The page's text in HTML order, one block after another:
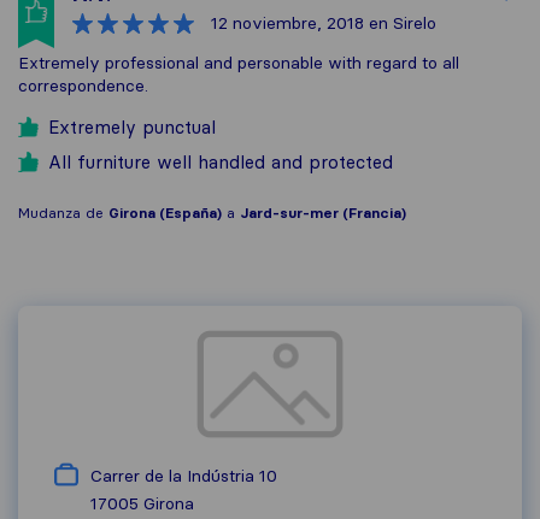
12 noviembre, 2018 en Sirelo
Extremely professional and personable with regard to all
correspondence.
Extremely punctual
All furniture well handled and protected
Mudanza de Girona (España) a Jard-sur-mer (Francia)
Carrer de la Indústria 10
17005 Girona